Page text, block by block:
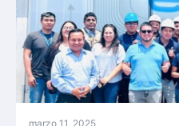
marzo 11, 2025